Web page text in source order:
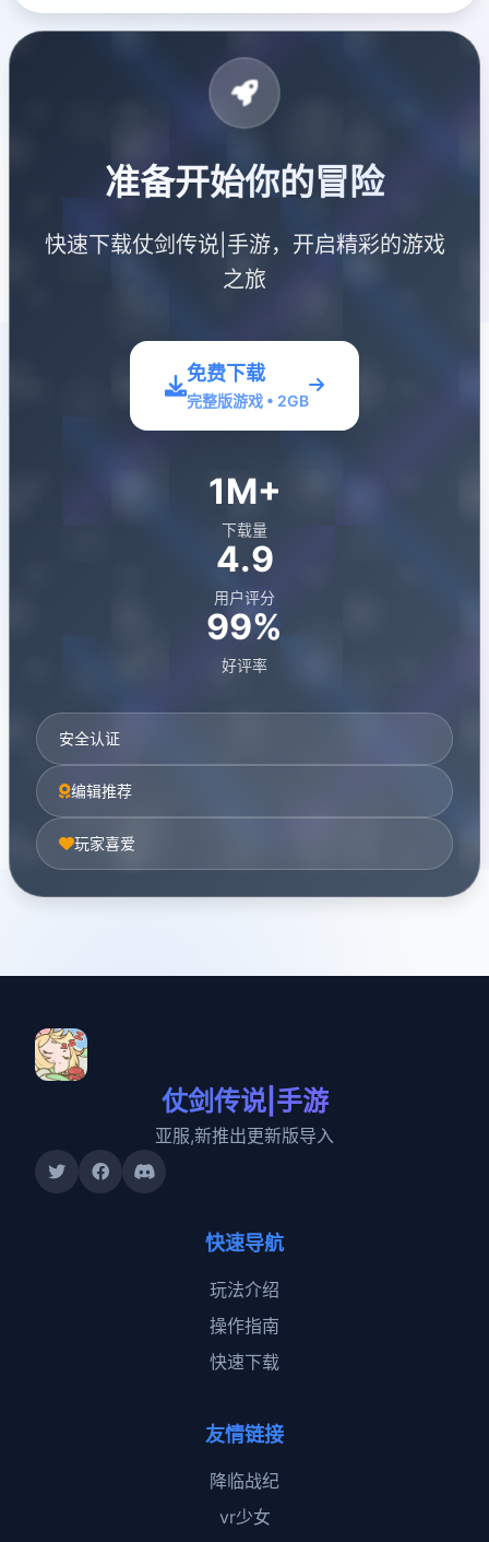
准备开始你的冒险
快速下载仗剑传说|手游，开启精彩的游戏
之旅
免费下载
完整版游戏 • 2GB
1M+
下载量
4.9
用户评分
99%
好评率
安全认证
编辑推荐
玩家喜爱
仗剑传说|手游
亚服,新推出更新版导入
快速导航
玩法介绍
操作指南
快速下载
友情链接
降临战纪
vr少女